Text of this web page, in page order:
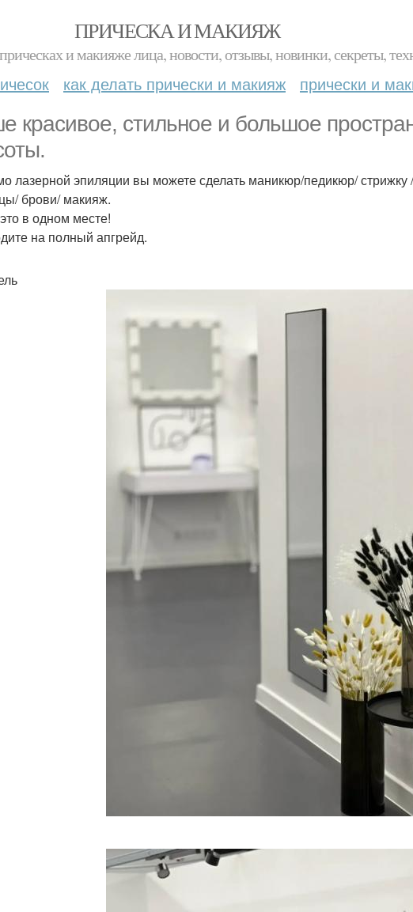
ПРИЧЕСКА И МАКИЯЖ
и макияже лица, новости, отзывы, новинки, секреты,
как делать прически и макияж прически и
красивое, стильное и большое
лазерной эпиляции вы можете сделать маникюр/педикюр/ стрижку
брови/ макияж.
в одном месте!
на полный апгрейд.